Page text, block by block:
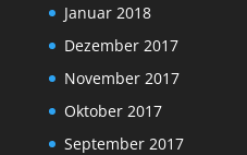
Januar 2018
Dezember 2017
November 2017
Oktober 2017
September 2017